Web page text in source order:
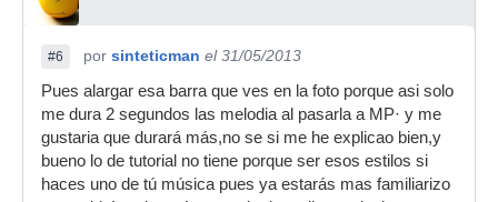
#6 por sinteticman el 31/05/2013
Pues alargar esa barra que ves en la foto porque asi solo
me dura 2 segundos las melodia al pasarla a MP· y me
gustaria que durará más,no se si me he explicao bien,y
bueno lo de tutorial no tiene porque ser esos estilos si
haces uno de tú música pues ya estarás mas familiarizo